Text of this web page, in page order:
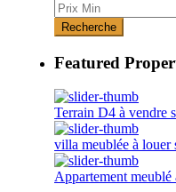
Recherche
Featured
Terrain D4 à vendre
villa meublée à louer
Appartement